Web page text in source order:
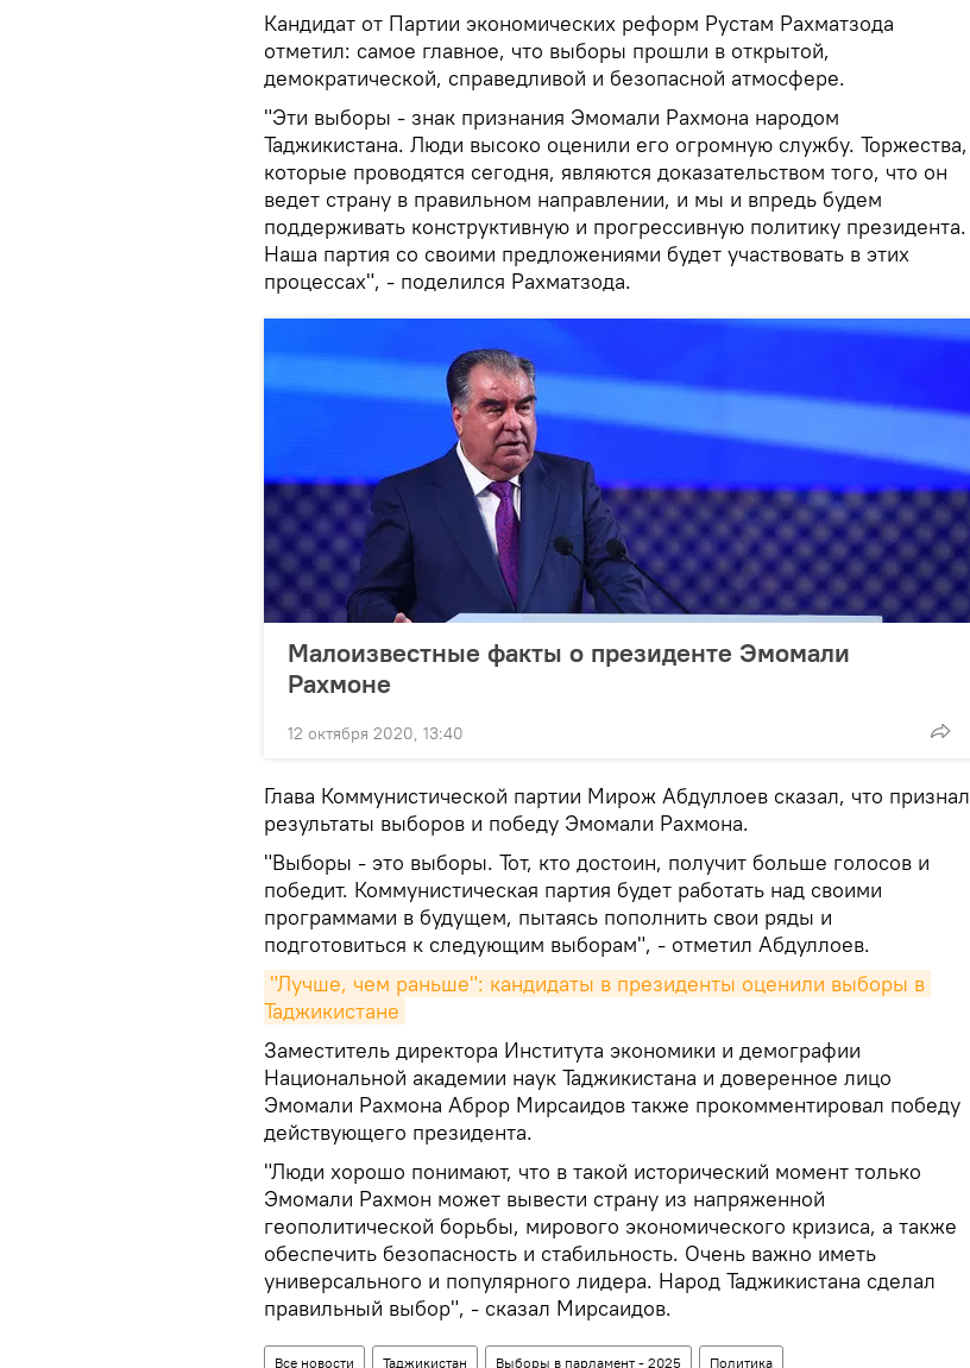
Кандидат от Партии экономических реформ Рустам Рахматзода
отметил: самое главное, что выборы прошли в открытой,
демократической, справедливой и безопасной атмосфере.
"Эти выборы - знак признания Эмомали Рахмона народом
Таджикистана. Люди высоко оценили его огромную службу. Торжества,
которые проводятся сегодня, являются доказательством того, что он
ведет страну в правильном направлении, и мы и впредь будем
поддерживать конструктивную и прогрессивную политику президента.
Наша партия со своими предложениями будет участвовать в этих
процессах", - поделился Рахматзода.
Малоизвестные факты о президенте Эмомали
Рахмоне
12 октября 2020, 13:40
Глава Коммунистической партии Мирож Абдуллоев сказал, что признал
результаты выборов и победу Эмомали Рахмона.
"Выборы - это выборы. Тот, кто достоин, получит больше голосов и
победит. Коммунистическая партия будет работать над своими
программами в будущем, пытаясь пополнить свои ряды и
подготовиться к следующим выборам", - отметил Абдуллоев.
"Лучше, чем раньше": кандидаты в президенты оценили выборы в
Таджикистане
Заместитель директора Института экономики и демографии
Национальной академии наук Таджикистана и доверенное лицо
Эмомали Рахмона Аброр Мирсаидов также прокомментировал победу
действующего президента.
"Люди хорошо понимают, что в такой исторический момент только
Эмомали Рахмон может вывести страну из напряженной
геополитической борьбы, мирового экономического кризиса, а также
обеспечить безопасность и стабильность. Очень важно иметь
универсального и популярного лидера. Народ Таджикистана сделал
правильный выбор", - сказал Мирсаидов.
Все новости Таджикистан Выборы в парламент - 2025 Политика